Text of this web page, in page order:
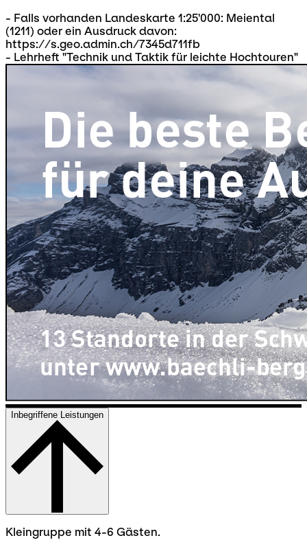
- Falls vorhanden Landeskarte 1:25'000: Meiental
(1211) oder ein Ausdruck davon:
https://s.geo.admin.ch/7345d711fb
- Lehrheft "Technik und Taktik für leichte Hochtouren"
Inbegriffene Leistungen
Kleingruppe mit 4-6 Gästen.